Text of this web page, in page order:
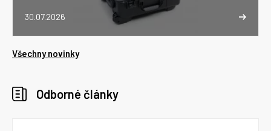
30.07.2026
Všechny novinky
Odborné články